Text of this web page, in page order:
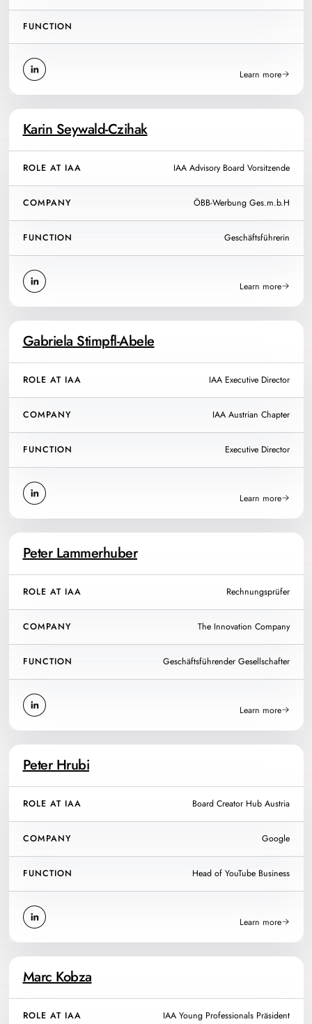
FUNCTION
Learn more
Karin Seywald-Czihak
ROLE AT IAA IAA Advisory Board Vorsitzende
COMPANY ÖBB-Werbung Ges.m.b.H
FUNCTION Geschäftsführerin
Learn more
Gabriela Stimpfl-Abele
ROLE AT IAA IAA Executive Director
COMPANY IAA Austrian Chapter
FUNCTION Executive Director
Learn more
Peter Lammerhuber
ROLE AT IAA Rechnungsprüfer
COMPANY The Innovation Company
FUNCTION Geschäftsführender Gesellschafter
Learn more
Peter Hrubi
ROLE AT IAA Board Creator Hub Austria
COMPANY Google
FUNCTION Head of YouTube Business
Learn more
Marc Kobza
ROLE AT IAA IAA Young Professionals Präsident